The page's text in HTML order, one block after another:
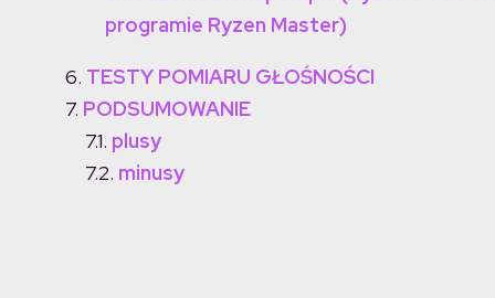
programie Ryzen Master)
TESTY POMIARU GŁOŚNOŚCI
PODSUMOWANIE
plusy
minusy